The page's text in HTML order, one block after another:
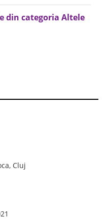
din categoria Altele
Cluj